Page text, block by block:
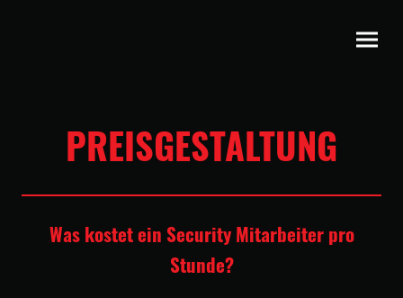
PREISGESTALTUNG
Was kostet ein Security Mitarbeiter pro
Stunde?